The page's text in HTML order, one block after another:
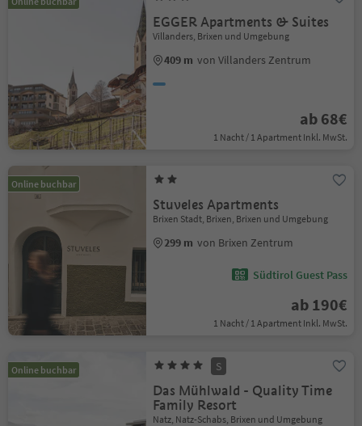
EGGER Apartments & Suites
Villanders, Brixen und Umgebung
409 m von Villanders Zentrum
ab 68€
1 Nacht / 1 Apartment Inkl. MwSt.
Online buchbar
Stuveles Apartments
Brixen Stadt, Brixen, Brixen und Umgebung
299 m von Brixen Zentrum
Südtirol Guest Pass
ab 190€
1 Nacht / 1 Apartment Inkl. MwSt.
Online buchbar S
Das Mühlwald - Quality Time
Family Resort
Natz, Natz-Schabs, Brixen und Umgebung